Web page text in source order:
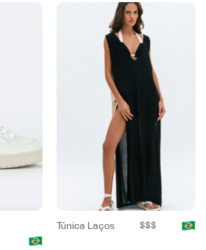
Túnica Laços $$$